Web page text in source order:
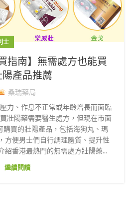
士
指南】無需處方也能買
產品推薦
桑瑞藥局
力、作息不正常或年齡增長而面臨
壯陽藥需要醫生處方，但現在市面
購買的壯陽產品，包括海狗丸、瑪
方便男士們自行調理體質、提升性
紹香港最熱門的無需處方壯陽藥...
繼續閱讀